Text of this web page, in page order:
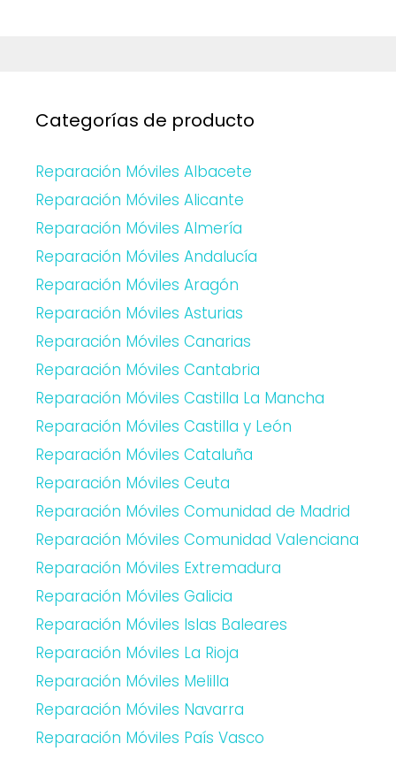
Categorías de producto
Reparación Móviles Albacete
Reparación Móviles Alicante
Reparación Móviles Almería
Reparación Móviles Andalucía
Reparación Móviles Aragón
Reparación Móviles Asturias
Reparación Móviles Canarias
Reparación Móviles Cantabria
Reparación Móviles Castilla La Mancha
Reparación Móviles Castilla y León
Reparación Móviles Cataluña
Reparación Móviles Ceuta
Reparación Móviles Comunidad de Madrid
Reparación Móviles Comunidad Valenciana
Reparación Móviles Extremadura
Reparación Móviles Galicia
Reparación Móviles Islas Baleares
Reparación Móviles La Rioja
Reparación Móviles Melilla
Reparación Móviles Navarra
Reparación Móviles País Vasco